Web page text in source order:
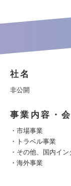
社名
非公開
事業内容・
・市場事業
・トラベル事業
・その他、国内イ
・海外事業